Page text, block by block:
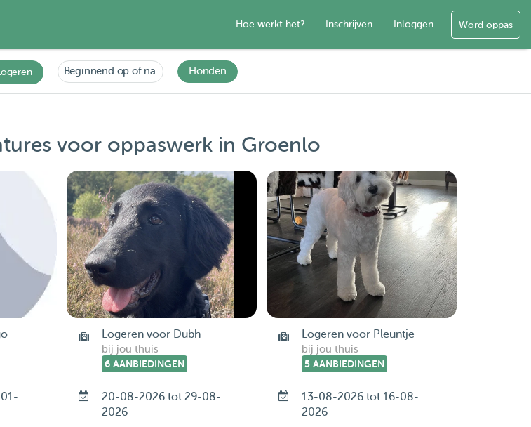
Hoe werkt het? Inschrijven Inloggen Word oppas
Logeren Beginnend op of na Honden
voor oppaswerk in Groenlo
Logeren voor Dubh
bij jou thuis
6 AANBIEDINGEN
20-08-2026 tot 29-08-
2026
Logeren voor Pleuntje
bij jou thuis
5 AANBIEDINGEN
13-08-2026 tot 16-08-
2026